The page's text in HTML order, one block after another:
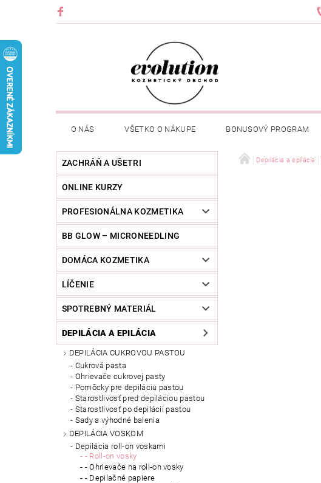
O NÁS VŠETKO O NÁKUPE BONUSOVÝ PROGRAM
ZACHRÁŇ A UŠETRI
ONLINE KURZY
PROFESIONÁLNA KOZMETIKA
BB GLOW – MICRONEEDLING
DOMÁCA KOZMETIKA
LÍČENIE
SPOTREBNÝ MATERIÁL
DEPILÁCIA A EPILÁCIA
DEPILÁCIA CUKROVOU PASTOU
Cukrová pasta
Ohrievače cukrovej pasty
Pomôcky pre depiláciu pastou
Starostlivosť pred depiláciou pastou
Starostlivosť po depilácii pastou
Sady a výhodné balenia
DEPILÁCIA VOSKOM
Depilácia roll-on voskami
- Roll-on vosky
- Ohrievače na roll-on vosky
- Depilačné papiere
Depilácia a epilácia